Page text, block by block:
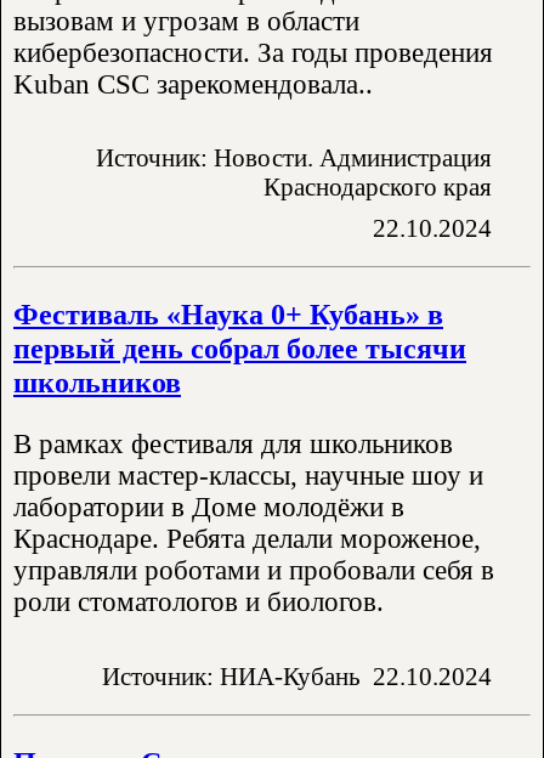
вызовам и угрозам в области
кибербезопасности. За годы проведения
Kuban CSC зарекомендовала..
Источник: Новости. Администрация
Краснодарского края
22.10.2024
Фестиваль «Наука 0+ Кубань» в
первый день собрал более тысячи
школьников
В рамках фестиваля для школьников
провели мастер-классы, научные шоу и
лаборатории в Доме молодёжи в
Краснодаре. Ребята делали мороженое,
управляли роботами и пробовали себя в
роли стоматологов и биологов.
Источник: НИА-Кубань 22.10.2024